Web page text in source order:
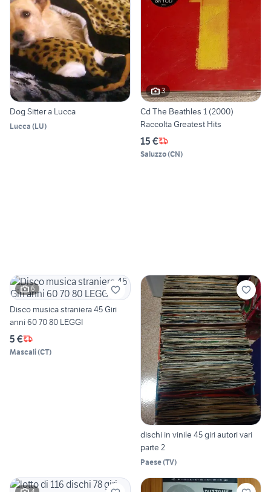
Dog Sitter a Lucca
Lucca (LU)
3
Cd The Beathles 1 (2000)
Raccolta Greatest Hits
15 €
Saluzzo(CN)
6
Disco musica straniera 45 Giri
anni 60 70 80 LEGGI
5 €
Mascali(CT)
dischi in vinile 45 giri autori vari
parte 2
Paese(TV)